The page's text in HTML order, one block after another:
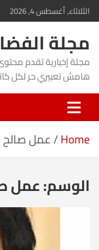
Skip
to
content
الثلاثاء, أغسطس 4, 2026
مجلة
مجلة إخبارية تقدم
هامش تعبيري حر لكل
Home عمل صالح
الوسم:عمل